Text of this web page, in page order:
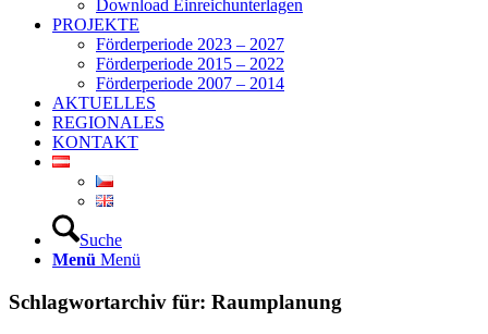
Download Einreichunterlagen
PROJEKTE
Förderperiode 2023 – 2027
Förderperiode 2015 – 2022
Förderperiode 2007 – 2014
AKTUELLES
REGIONALES
KONTAKT
Suche
Menü Menü
Schlagwortarchiv für: Raumplanung